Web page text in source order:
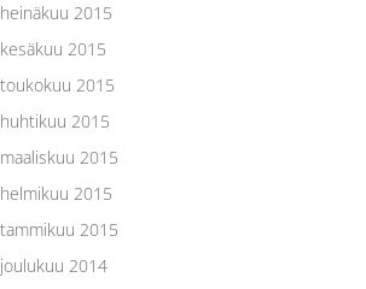
heinäkuu 2015
kesäkuu 2015
toukokuu 2015
huhtikuu 2015
maaliskuu 2015
helmikuu 2015
tammikuu 2015
joulukuu 2014